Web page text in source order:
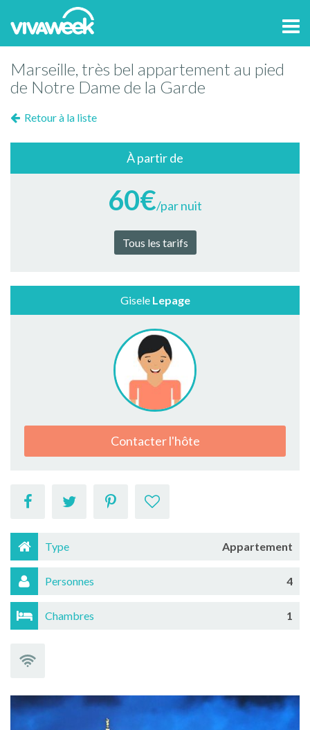
Marseille, très bel appartement au pied
de Notre Dame de la Garde
Retour à la liste
À partir de
60€/par nuit
Tous les tarifs
Gisele Lepage
Contacter l'hôte
Type Appartement
Personnes 4
Chambres 1